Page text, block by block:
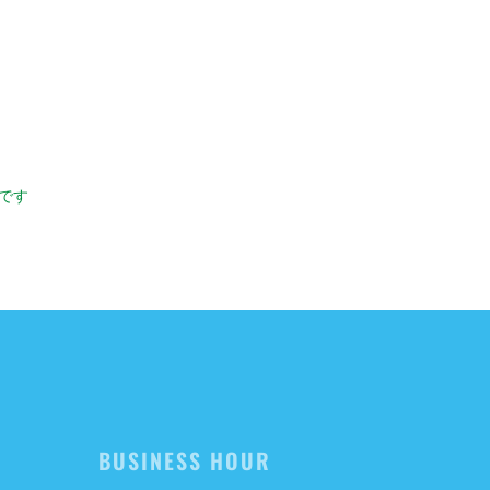
す
BUSINESS HOUR